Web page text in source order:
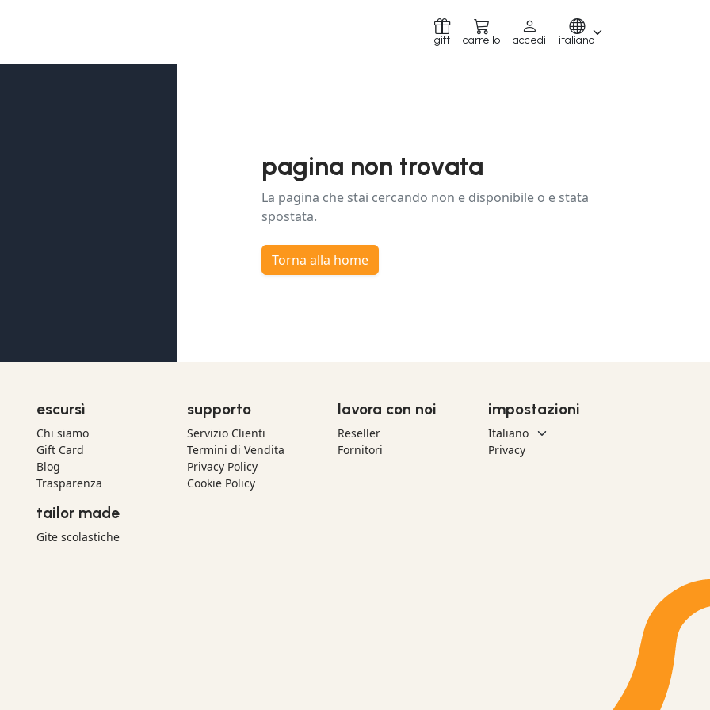
gift carrello accedi italiano
pagina non trovata
La pagina che stai cercando non e disponibile o e stata
spostata.
Torna alla home
escursì
Chi siamo
Gift Card
Blog
Trasparenza
tailor made
Gite scolastiche
supporto
Servizio Clienti
Termini di Vendita
Privacy Policy
Cookie Policy
lavora con noi
Reseller
Fornitori
impostazioni
Privacy